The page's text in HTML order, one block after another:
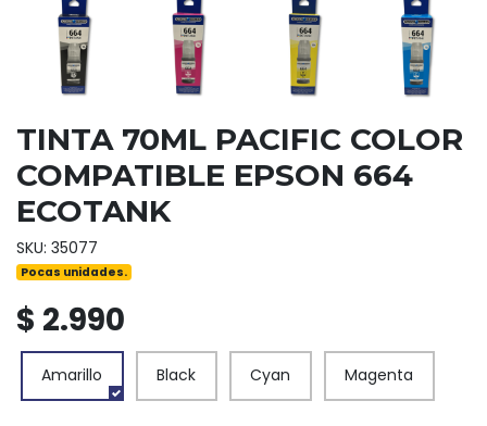
TINTA 70ML PACIFIC COLOR
COMPATIBLE EPSON 664
ECOTANK
SKU: 35077
Pocas unidades.
$ 2.990
Amarillo Black Cyan Magenta